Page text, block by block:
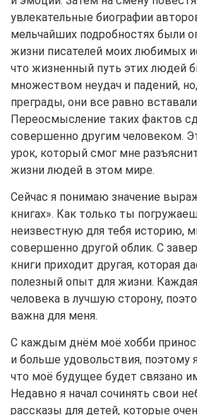
увлекательные биографии
мельчайших подробностях были
жизни писателей моих любимых
что жизненный путь этих людей
множеством неудач и падений,
преграды, они все равно
Переосмысление таких фактов
совершенно другим человеком.
урок, который смог мне
жизни людей в этом мире.
Сейчас я понимаю значение
книгах». Как только ты
неизвестную для тебя историю,
совершенно другой облик. С
книги приходит другая, которая
полезный опыт для жизни.
человека в лучшую сторону,
важна для меня.
С каждым днём моё хобби
и больше удовольствия, поэтому
что моё будущее будет связано
Недавно я начал сочинять свои
рассказы для детей, которые